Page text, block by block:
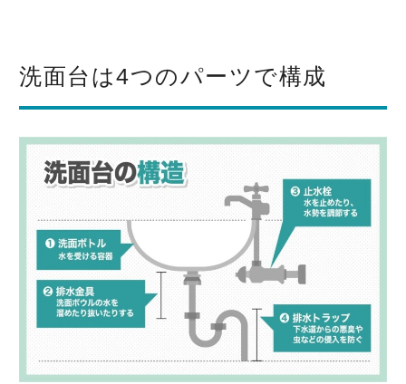
洗面台は4つのパーツで構成